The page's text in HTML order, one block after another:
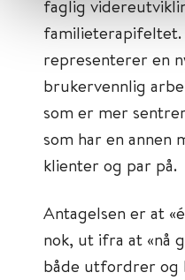
faglig
familieterapifeltet.
representerer en
brukervennlig
som er mer
som har en annen
klienter og par på.
Antagelsen er at
nok, ut ifra at «nå
både utfordrer og